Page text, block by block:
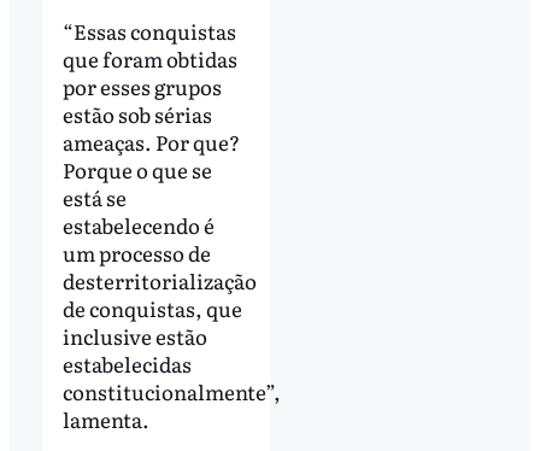
“Essas conquistas
que foram obtidas
por esses grupos
estão sob sérias
ameaças. Por que?
Porque o que se
está se
estabelecendo é
um processo de
desterritorialização
de conquistas, que
inclusive estão
estabelecidas
constitucionalmente”,
lamenta.